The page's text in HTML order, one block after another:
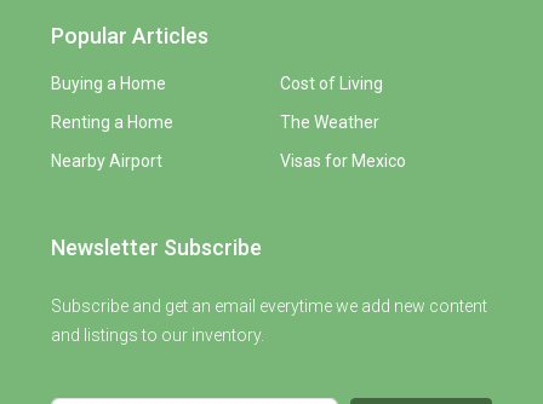
Popular Articles
Buying a Home
Renting a Home
Nearby Airport
Cost of Living
The Weather
Visas for Mexico
Newsletter Subscribe
Subscribe and get an email everytime we add new content
and listings to our inventory.